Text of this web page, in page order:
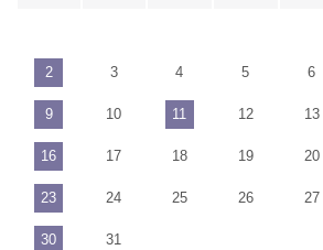
2 3 4 5 6
9 10 11 12 13
16 17 18 19 20
23 24 25 26 27
30 31